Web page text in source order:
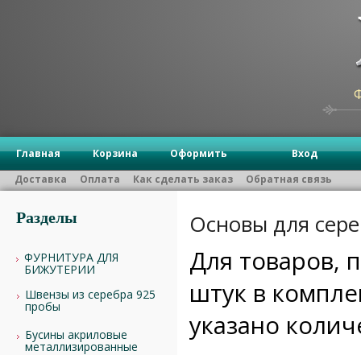
Главная Корзина Оформить
Вход
Доставка
Оплата Как сделать заказ Обратная связь
Разделы
ФУРНИТУРА ДЛЯ
БИЖУТЕРИИ
Швензы из серебра 925
пробы
Бусины акриловые
металлизированные
Основы для
Для товаров,
штук в
указано